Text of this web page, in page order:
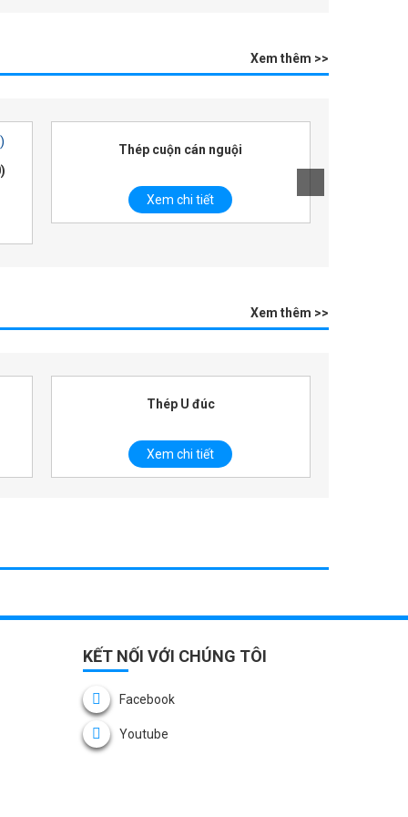
Xem thêm >>
Xem chi tiết
Xem thêm >>
Thép Hình I
Xem chi tiết
KẾT NỐI VỚI CHÚNG TÔI
Facebook
Youtube